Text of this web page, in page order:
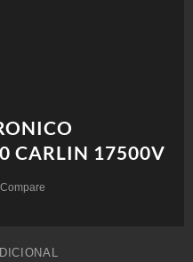
CARLIN 17500V
Compare